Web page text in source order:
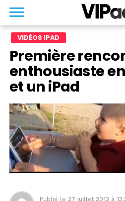
VIDÉOS IPAD
Première
enthousiaste
et un iPad
Publié le 27 juillet 2013 à